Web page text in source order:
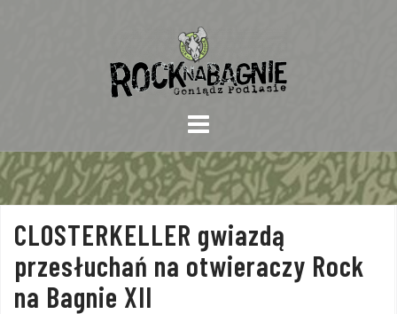
CLOSTERKELLER gwiazdą
przesłuchań na otwieraczy Rock
na Bagnie XII